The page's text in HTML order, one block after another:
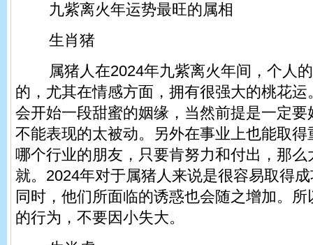
九紫离火年运势最旺的属相
生肖猪
属猪人在2024年九紫离火年间，个人的
的，尤其在情感方面，拥有很强大的桃花
会开始一段甜蜜的姻缘，当然前提是一定
不能表现的太被动。另外在事业上也能取
哪个行业的朋友，只要肯努力和付出，那
就。2024年对于属猪人来说是很容易取得
同时，他们所面临的诱惑也会随之增加。
的行为，不要因小失大。